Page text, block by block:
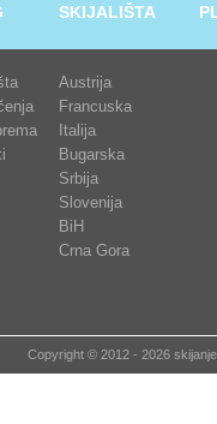
SKIJALIŠTA
Austrija
Francuska
Italija
Bugarska
Srbija
Slovenija
BiH
Crna Gora
Copyright © 2012 - 2026